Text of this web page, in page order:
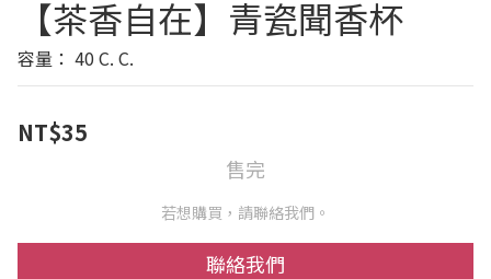
【茶香自在】青瓷聞香杯
容量： 40 C. C.
NT$35
售完
若想購買，請聯絡我們。
聯絡我們